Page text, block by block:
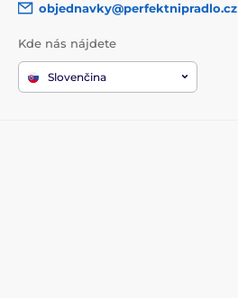
objednavky@perfektnipradlo.cz
Kde nás nájdete
Slovenčina